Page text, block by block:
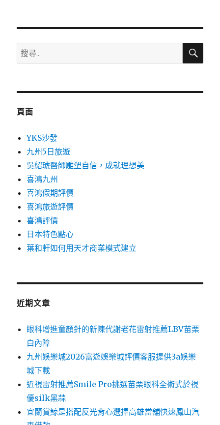
搜
尋
鍵
搜
頁面
YKS沙發
九州5日旅遊
吳紹琥醫師雕塑自信，成就理想美
喜鴻九州
喜鴻假期評價
喜鴻旅遊評價
喜鴻評價
日本特色點心
葉和軒如何用天才商業模式建立
近期文章
眼科增進童顏針的新陳代謝老花雷射推薦LBV苗栗
白內障
九州娛樂城2026富遊娛樂城評價客服提供3a娛樂
城下載
近視雷射推薦Smile Pro挑選苗栗眼科全術式於視
優silk黑蒜
宜蘭賞鯨是搭配反光背心選擇高雄當舖快速鳳山汽